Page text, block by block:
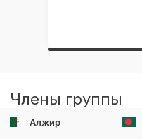
Члены группы
Алжир